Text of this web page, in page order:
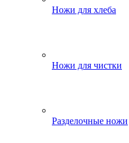
Ножи для хлеба
Ножи для чистки
Разделочные ножи